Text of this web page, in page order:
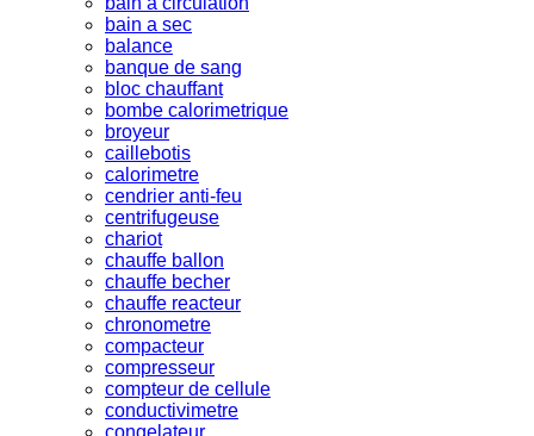
bain a sec
balance
banque de sang
bloc chauffant
bombe calorimetrique
broyeur
caillebotis
calorimetre
cendrier anti-feu
centrifugeuse
chariot
chauffe ballon
chauffe becher
chauffe reacteur
chronometre
compacteur
compresseur
compteur de cellule
conductivimetre
congelateur